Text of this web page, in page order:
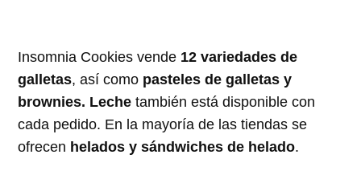
Insomnia Cookies vende 12 variedades de
galletas, así como pasteles de galletas y
brownies. Lechetambién está disponible con
cada pedido. En la mayoría de las tiendas se
ofrecen helados y sándwiches de helado.